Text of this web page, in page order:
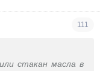
111
стакан масла в